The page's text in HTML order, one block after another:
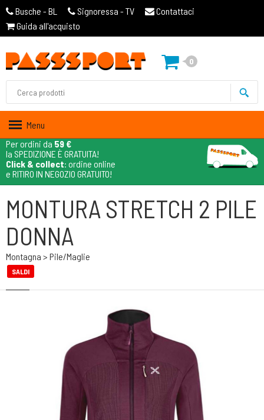
Busche - BL Signoressa - TV
Contattaci
Guida all'acquisto
0
Menu
Per ordini da 59 €
la SPEDIZIONE È GRATUITA!
Click & collect: ordine online
e RITIRO IN NEGOZIO GRATUITO!
MONTURA STRETCH 2 PILE
DONNA
Montagna > Pile/maglie
SALDI